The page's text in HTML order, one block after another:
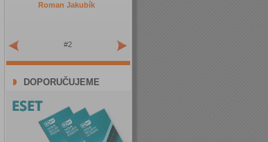
Roman Jakubík
#2
DOPORUČUJEME